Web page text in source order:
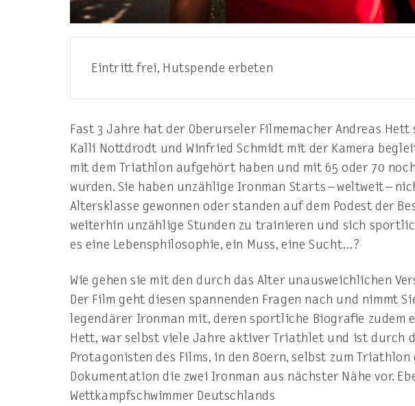
Eintritt frei, Hutspende erbeten
Fast 3 Jahre hat der Oberurseler Filmemacher Andreas
Kalli Nottdrodt und Winfried Schmidt mit der Kamera
mit dem Triathlon aufgehört haben und mit 65 oder 70
wurden. Sie haben unzählige Ironman Starts – weltweit –
Altersklasse gewonnen oder standen auf dem Podest der
weiterhin unzählige Stunden zu trainieren und sich
es eine Lebensphilosophie, ein Muss, eine Sucht…?
Wie gehen sie mit den durch das Alter unausweichlichen
Der Film geht diesen spannenden Fragen nach und nimmt
legendärer Ironman mit, deren sportliche Biografie zudem
Hett, war selbst viele Jahre aktiver Triathlet und ist durch
Protagonisten des Films, in den 80ern, selbst zum
Dokumentation die zwei Ironman aus nächster Nähe vor.
Wettkampfschwimmer Deutschlands